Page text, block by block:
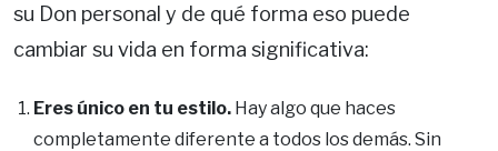
su Don personal y de qué forma eso puede
cambiar su vida en forma significativa:
Eres único en tu estilo. Hay algo que haces
completamente diferente a todos los demás. Sin